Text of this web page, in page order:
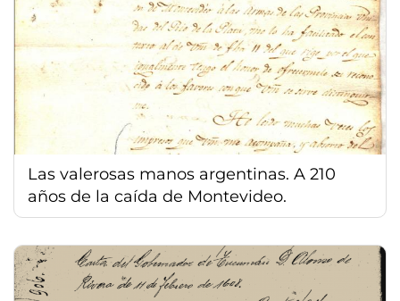
Las valerosas manos argentinas. A 210
años de la caída de Montevideo.